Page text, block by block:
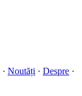
· Noutăți · Despre ·